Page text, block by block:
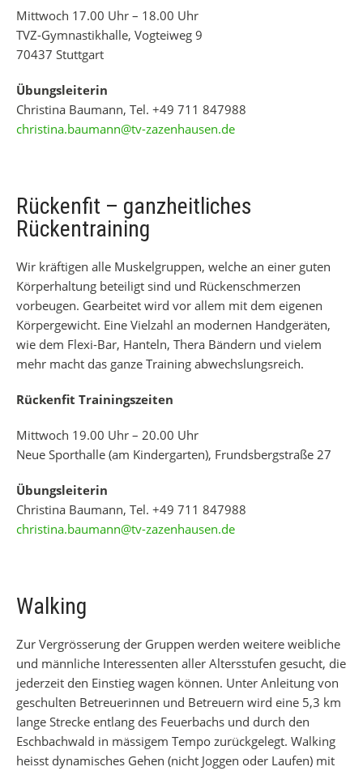
Mittwoch 17.00 Uhr – 18.00 Uhr
TVZ-Gymnastikhalle, Vogteiweg 9
70437 Stuttgart
Übungsleiterin
Christina Baumann, Tel. +49 711 847988
christina.baumann@tv-zazenhausen.de
Rückenfit – ganzheitliches
Rückentraining
Wir kräftigen alle Muskelgruppen, welche an einer guten
Körperhaltung beteiligt sind und Rückenschmerzen
vorbeugen. Gearbeitet wird vor allem mit dem eigenen
Körpergewicht. Eine Vielzahl an modernen Handgeräten,
wie dem Flexi-Bar, Hanteln, Thera Bändern und vielem
mehr macht das ganze Training abwechslungsreich.
Rückenfit Trainingszeiten
Mittwoch 19.00 Uhr – 20.00 Uhr
Neue Sporthalle (am Kindergarten), Frundsbergstraße 27
Übungsleiterin
Christina Baumann, Tel. +49 711 847988
christina.baumann@tv-zazenhausen.de
Walking
Zur Vergrösserung der Gruppen werden weitere weibliche
und männliche Interessenten aller Altersstufen gesucht, die
jederzeit den Einstieg wagen können. Unter Anleitung von
geschulten Betreuerinnen und Betreuern wird eine 5,3 km
lange Strecke entlang des Feuerbachs und durch den
Eschbachwald in mässigem Tempo zurückgelegt. Walking
heisst dynamisches Gehen (nicht Joggen oder Laufen) mit